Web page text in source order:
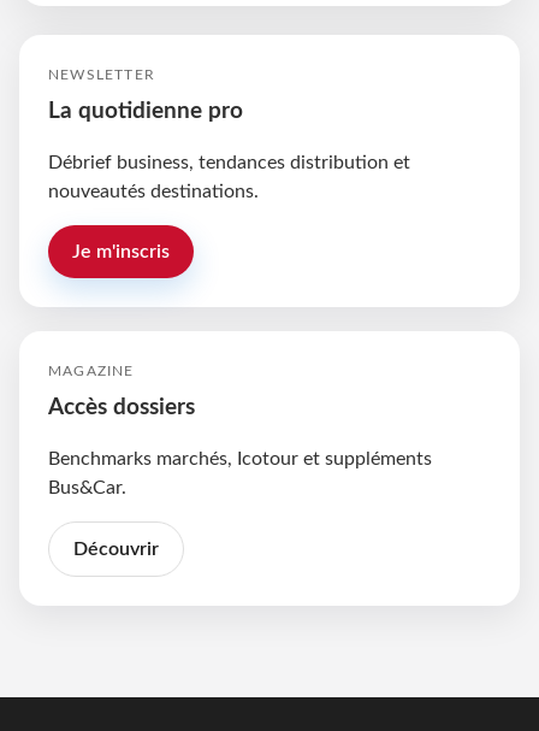
NEWSLETTER
La quotidienne pro
Débrief business, tendances distribution et
nouveautés destinations.
Je m'inscris
MAGAZINE
Accès dossiers
Benchmarks marchés, Icotour et suppléments
Bus&Car.
Découvrir